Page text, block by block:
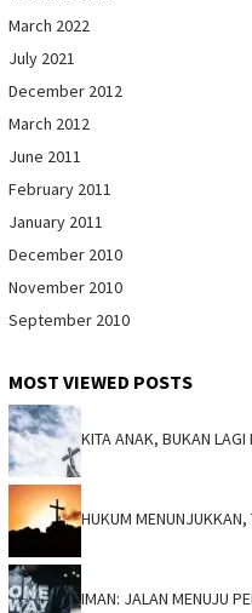
March 2022
July 2021
December 2012
March 2012
June 2011
February 2011
January 2011
December 2010
November 2010
September 2010
MOST VIEWED POSTS
KITA ANAK, BUKAN LAGI
HUKUM
IMAN: JALAN MENUJU